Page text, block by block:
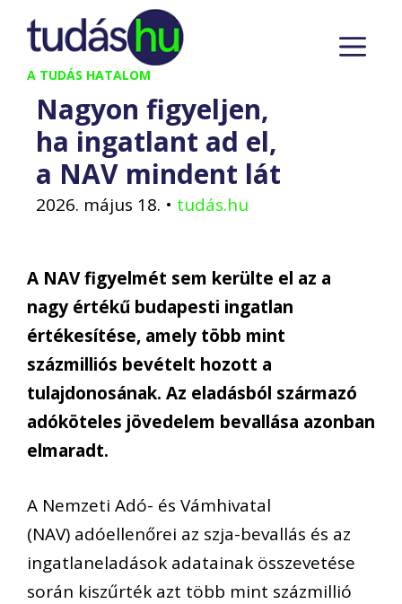
Kilépés
tartalomba
A TUDÁS HATALOM
Nagyon figyeljen,
ha ingatlant ad el,
a NAV mindent lát
2026. május 18. • tudás.hu
A NAV figyelmét sem kerülte el az a
nagy értékű budapesti ingatlan
értékesítése, amely több mint
százmilliós bevételt hozott a
tulajdonosának. Az eladásból származó
adóköteles jövedelem bevallása azonban
elmaradt.
A Nemzeti Adó- és Vámhivatal
(NAV) adóellenőrei az szja-bevallás és az
ingatlaneladások adatainak összevetése
során kiszűrték azt több mint százmillió